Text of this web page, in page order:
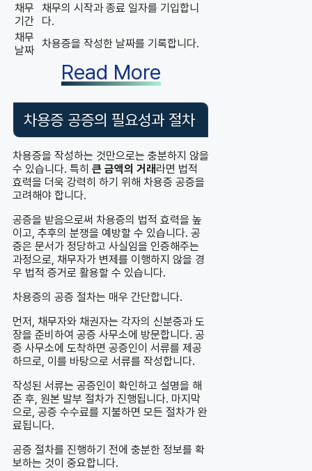
채무
기간
채무의 시작과 종료 일자를 기입합니
다.
채무
날짜
차용증을 작성한 날짜를 기록합니다.
Read More
차용증 공증의 필요성과 절차
차용증을 작성하는 것만으로는 충분하지 않을
수 있습니다. 특히 큰 금액의 거래라면 법적
효력을 더욱 강력히 하기 위해 차용증 공증을
고려해야 합니다.
공증을 받음으로써 차용증의 법적 효력을 높
이고, 추후의 분쟁을 예방할 수 있습니다. 공
증은 문서가 정당하고 사실임을 인증해주는
과정으로, 채무자가 변제를 이행하지 않을 경
우 법적 증거로 활용할 수 있습니다.
차용증의 공증 절차는 매우 간단합니다.
먼저, 채무자와 채권자는 각자의 신분증과 도
장을 준비하여 공증 사무소에 방문합니다. 공
증 사무소에 도착하면 공증인이 서류를 제공
하므로, 이를 바탕으로 서류를 작성합니다.
작성된 서류는 공증인이 확인하고 설명을 해
준 후, 원본 발부 절차가 진행됩니다. 마지막
으로, 공증 수수료를 지불하면 모든 절차가 완
료됩니다.
공증 절차를 진행하기 전에 충분한 정보를 확
보하는 것이 중요합니다.